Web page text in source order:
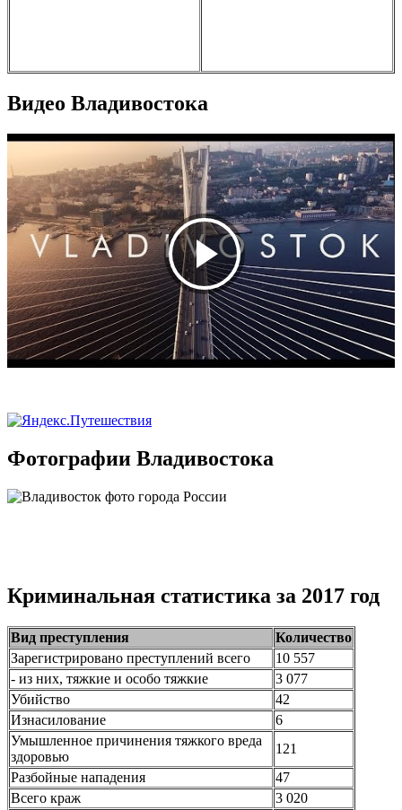
Видео Владивостока
Фотографии Владивостока
Криминальная статистика за 2017 год
Вид преступления
Количество
Зарегистрировано преступлений всего
10 557
- из них, тяжкие и особо тяжкие
3 077
Убийство
42
Изнасилование
6
Умышленное причинения тяжкого вреда
здоровью
121
Разбойные нападения
47
Всего краж
3 020